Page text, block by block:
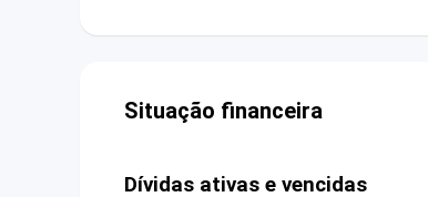
Situação financeira
Dívidas ativas e vencidas